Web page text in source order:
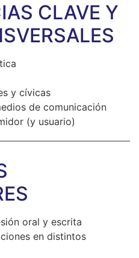
CLAVE Y
y cívicas
de comunicación
(y usuario)
oral y escrita
en distintos